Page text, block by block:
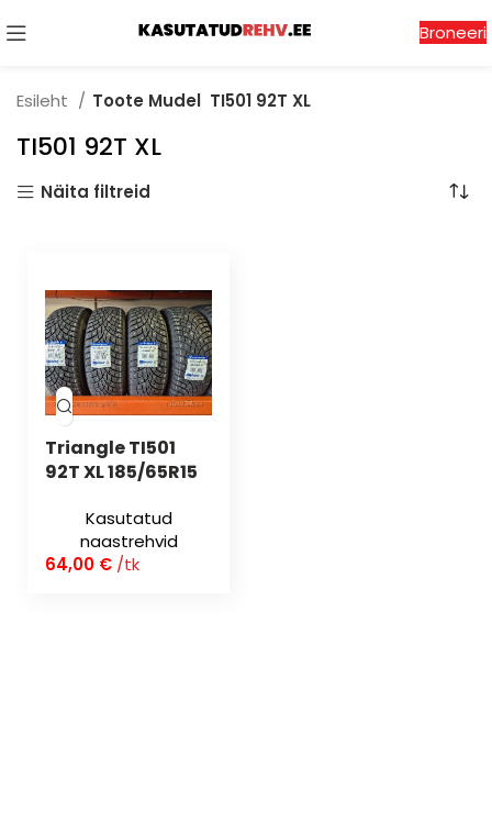
Broneeri
Esileht Toote Mudel TI501 92T XL
TI501 92T XL
Näita filtreid
Triangle TI501
92T XL 185/65R15
Kasutatud
naastrehvid
64,00 € /tk